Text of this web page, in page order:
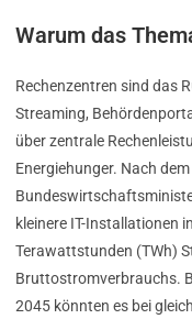
Warum das
Rechenzentren sind das
Streaming,
über zentrale
Energiehunger. Nach
kleinere IT-Installationen
Terawattstunden (TWh)
Bruttostromverbrauchs.
2045 könnten es bei